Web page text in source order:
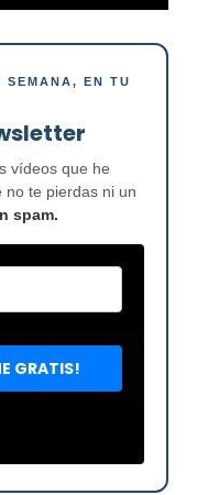
SEMANA, EN TU
vídeos que he
no te pierdas ni un
spam.